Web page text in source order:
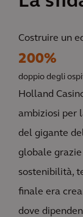
Costruire un
200%
doppio degli
Holland
ambiziosi per
del gigante
globale
sostenibilità,
finale era
dove